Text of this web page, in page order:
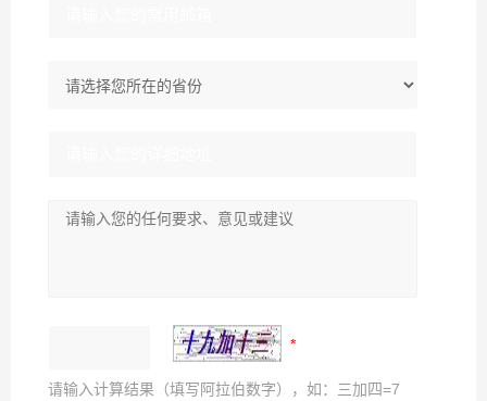
请输入计算结果（填写阿拉伯数字），如：三加四=7